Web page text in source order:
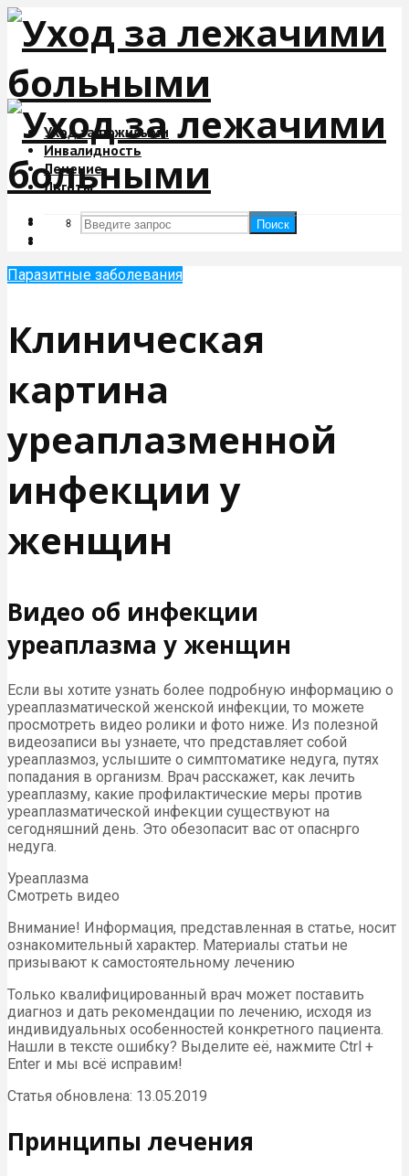
Уход за пожилыми
Инвалидность
Лечение
Льготы
Поиск
Поиск
Паразитные заболевания
Клиническая
картина
уреаплазменной
инфекции у
женщин
Видео об инфекции
уреаплазма у женщин
Если вы хотите узнать более подробную информацию о
уреаплазматической женской инфекции, то можете
просмотреть видео ролики и фото ниже. Из полезной
видеозаписи вы узнаете, что представляет собой
уреаплазмоз, услышите о симптоматике недуга, путях
попадания в организм. Врач расскажет, как лечить
уреаплазму, какие профилактические меры против
уреаплазматической инфекции существуют на
сегодняшний день. Это обезопасит вас от опаснрго
недуга.
Уреаплазма
Смотреть видео
Внимание! Информация, представленная в статье, носит
ознакомительный характер. Материалы статьи не
призывают к самостоятельному лечению
Только квалифицированный врач может поставить
диагноз и дать рекомендации по лечению, исходя из
индивидуальных особенностей конкретного пациента.
Нашли в тексте ошибку? Выделите её, нажмите Ctrl +
Enter и мы всё исправим!
Статья обновлена: 13.05.2019
Принципы лечения